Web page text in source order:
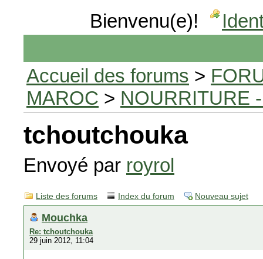
Bienvenu(e)!
Accueil des forums >
MAROC > NOURRITURE
tchoutchouka
Envoyé par royrol
Liste des forums Index du forum Nouveau sujet
Mouchka
Re: tchoutchouka
29 juin 2012, 11:04